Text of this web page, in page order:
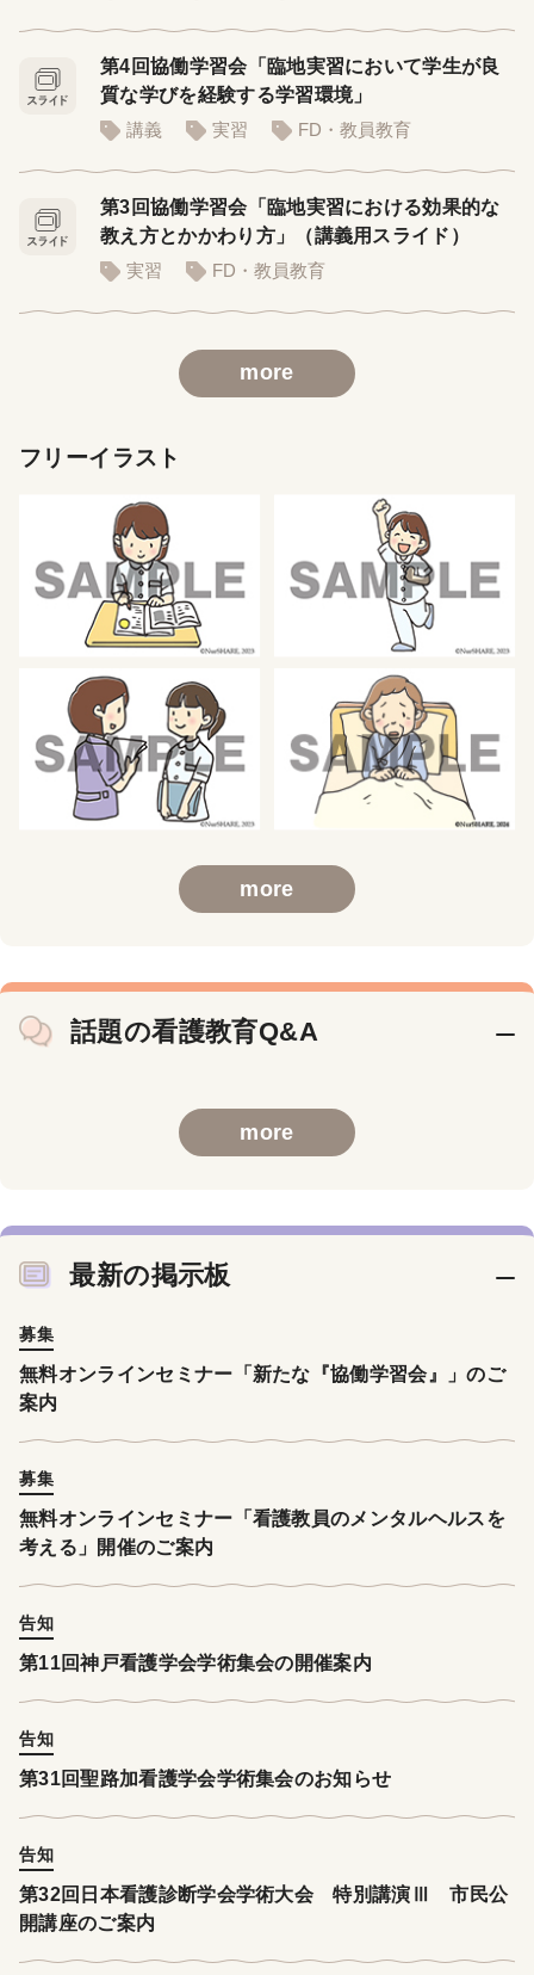
第4回協働学習会「臨地実習において学生が良
質な学びを経験する学習環境」
講義
実習 FD・教員教育
第3回協働学習会「臨地実習における効果的な
教え方とかかわり方」（講義用スライド）
実習
FD・教員教育
more
フリーイラスト
more
話題の看護教育Q&A
more
最新の掲示板
募集
無料オンラインセミナー「新たな『協働学習会』」のご
案内
募集
無料オンラインセミナー「看護教員のメンタルヘルスを
考える」開催のご案内
告知
第11回神戸看護学会学術集会の開催案内
告知
第31回聖路加看護学会学術集会のお知らせ
告知
第32回日本看護診断学会学術大会 特別講演Ⅲ 市民公
開講座のご案内